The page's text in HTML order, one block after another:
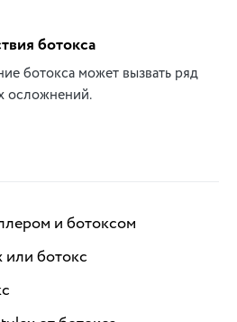
ботокса
ботокса может вызвать ряд
осложнений.
и ботоксом
ботокс